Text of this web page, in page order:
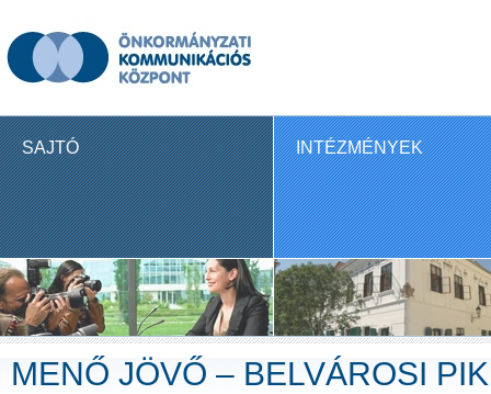
SAJTÓ INTÉZMÉNYEK
MENŐ JÖVŐ – BELVÁROSI